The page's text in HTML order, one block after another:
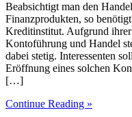
Beabsichtigt man den
Finanzprodukten, so
Kreditinstitut. Aufgrund
Kontoführung und Handel
dabei stetig. Interessenten
Eröffnung eines solchen
[…]
Continue Reading »